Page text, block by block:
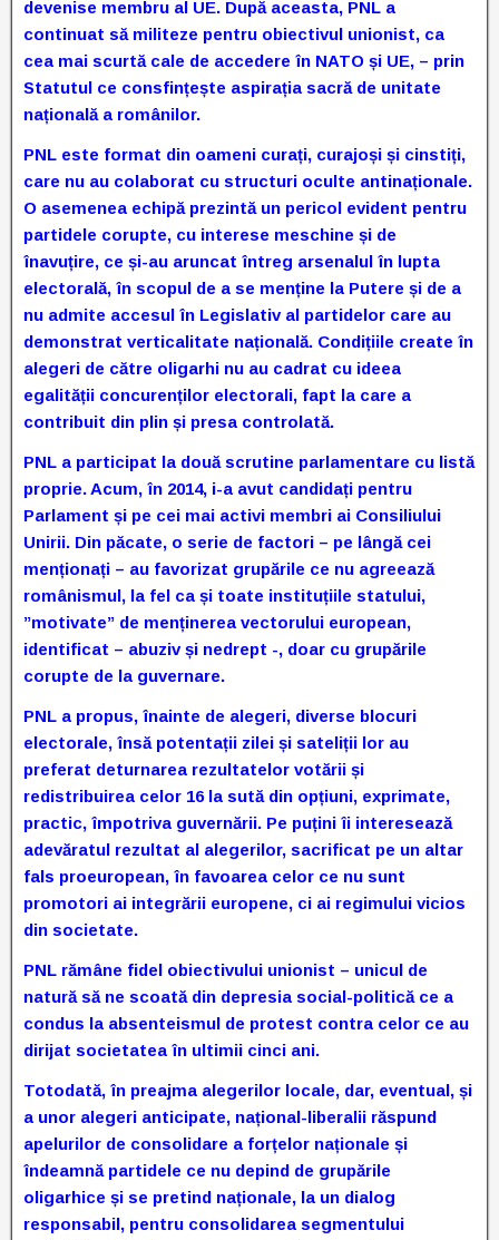
devenise membru al UE. După aceasta, PNL a
continuat să militeze pentru obiectivul unionist, ca
cea mai scurtă cale de accedere în NATO și UE, – prin
Statutul ce consfințește aspirația sacră de unitate
națională a românilor.
PNL este format din oameni curați, curajoși și cinstiți,
care nu au colaborat cu structuri oculte antinaționale.
O asemenea echipă prezintă un pericol evident pentru
partidele corupte, cu interese meschine și de
înavuțire, ce și-au aruncat întreg arsenalul în lupta
electorală, în scopul de a se menține la Putere și de a
nu admite accesul în Legislativ al partidelor care au
demonstrat verticalitate națională. Condițiile create în
alegeri de către oligarhi nu au cadrat cu ideea
egalității concurenților electorali, fapt la care a
contribuit din plin și presa controlată.
PNL a participat la două scrutine parlamentare cu listă
proprie. Acum, în 2014, i-a avut candidați pentru
Parlament și pe cei mai activi membri ai Consiliului
Unirii. Din păcate, o serie de factori – pe lângă cei
menționați – au favorizat grupările ce nu agreează
românismul, la fel ca și toate instituțiile statului,
”motivate” de menținerea vectorului european,
identificat – abuziv și nedrept -, doar cu grupările
corupte de la guvernare.
PNL a propus, înainte de alegeri, diverse blocuri
electorale, însă potentații zilei și sateliții lor au
preferat deturnarea rezultatelor votării și
redistribuirea celor 16 la sută din opțiuni, exprimate,
practic, împotriva guvernării. Pe puțini îi interesează
adevăratul rezultat al alegerilor, sacrificat pe un altar
fals proeuropean, în favoarea celor ce nu sunt
promotori ai integrării europene, ci ai regimului vicios
din societate.
PNL rămâne fidel obiectivului unionist – unicul de
natură să ne scoată din depresia social-politică ce a
condus la absenteismul de protest contra celor ce au
dirijat societatea în ultimii cinci ani.
Totodată, în preajma alegerilor locale, dar, eventual, și
a unor alegeri anticipate, național-liberalii răspund
apelurilor de consolidare a forțelor naționale și
îndeamnă partidele ce nu depind de grupările
oligarhice și se pretind naționale, la un dialog
responsabil, pentru consolidarea segmentului